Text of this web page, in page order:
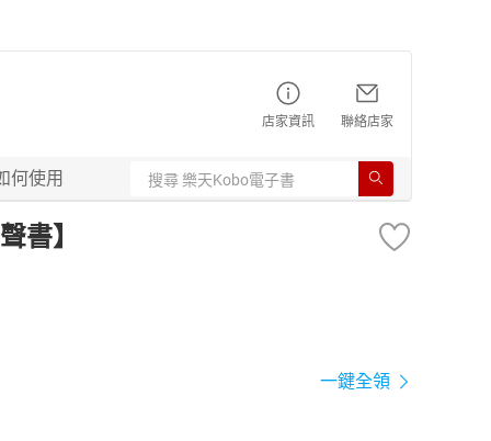
店家資訊 聯絡店家
何使用
書】
一鍵全領